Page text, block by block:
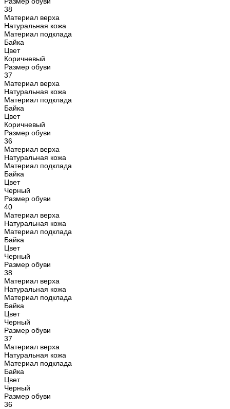
38
Материал верха
Натуральная кожа
Материал подклада
Байка
Цвет
Коричневый
Размер обуви
37
Материал верха
Натуральная кожа
Материал подклада
Байка
Цвет
Коричневый
Размер обуви
36
Материал верха
Натуральная кожа
Материал подклада
Байка
Цвет
Черный
Размер обуви
40
Материал верха
Натуральная кожа
Материал подклада
Байка
Цвет
Черный
Размер обуви
38
Материал верха
Натуральная кожа
Материал подклада
Байка
Цвет
Черный
Размер обуви
37
Материал верха
Натуральная кожа
Материал подклада
Байка
Цвет
Черный
Размер обуви
36